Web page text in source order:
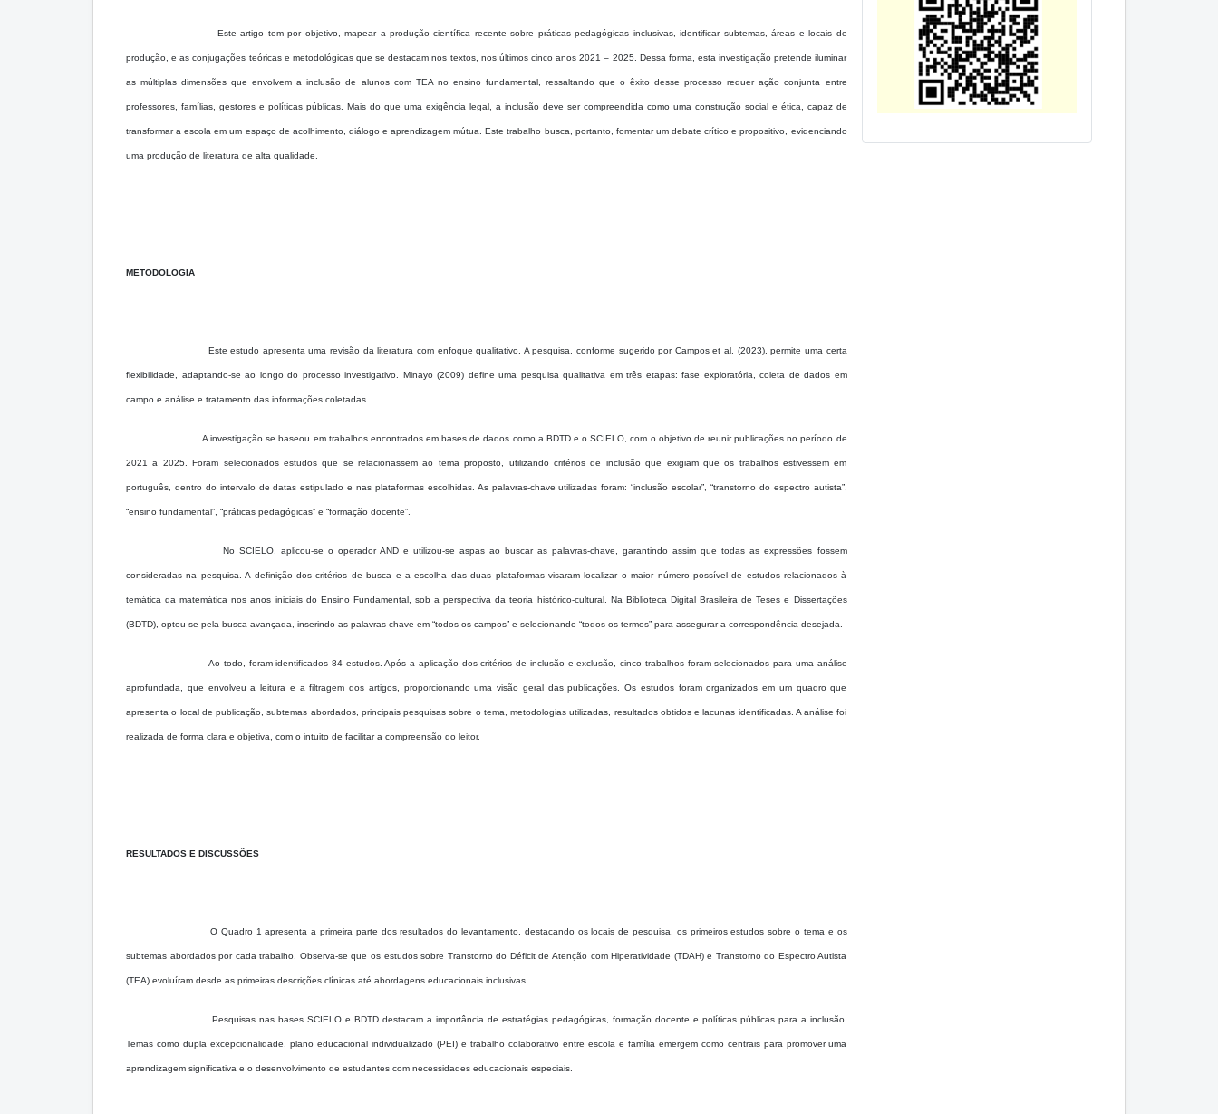
Este artigo tem por objetivo, mapear a produção científica recente sobre práticas pedagógicas inclusivas, identificar subtemas, áreas e locais de
produção, e as conjugações teóricas e metodológicas que se destacam nos textos, nos últimos cinco anos 2021 – 2025. Dessa forma, esta investigação pretende iluminar
as múltiplas dimensões que envolvem a inclusão de alunos com TEA no ensino fundamental, ressaltando que o êxito desse processo requer ação conjunta entre
professores, famílias, gestores e políticas públicas. Mais do que uma exigência legal, a inclusão deve ser compreendida como uma construção social e ética, capaz de
transformar a escola em um espaço de acolhimento, diálogo e aprendizagem mútua. Este trabalho busca, portanto, fomentar um debate crítico e propositivo, evidenciando
uma produção de literatura de alta qualidade.
METODOLOGIA
Este estudo apresenta uma revisão da literatura com enfoque qualitativo. A pesquisa, conforme sugerido por Campos et al. (2023), permite uma certa
flexibilidade, adaptando-se ao longo do processo investigativo. Minayo (2009) define uma pesquisa qualitativa em três etapas: fase exploratória, coleta de dados em
campo e análise e tratamento das informações coletadas.
A investigação se baseou em trabalhos encontrados em bases de dados como a BDTD e o SCIELO, com o objetivo de reunir publicações no período de
2021 a 2025. Foram selecionados estudos que se relacionassem ao tema proposto, utilizando critérios de inclusão que exigiam que os trabalhos estivessem em
português, dentro do intervalo de datas estipulado e nas plataformas escolhidas. As palavras-chave utilizadas foram: “inclusão escolar”, “transtorno do espectro autista”,
“ensino fundamental”, “práticas pedagógicas” e “formação docente”.
No SCIELO, aplicou-se o operador AND e utilizou-se aspas ao buscar as palavras-chave, garantindo assim que todas as expressões fossem
consideradas na pesquisa. A definição dos critérios de busca e a escolha das duas plataformas visaram localizar o maior número possível de estudos relacionados à
temática da matemática nos anos iniciais do Ensino Fundamental, sob a perspectiva da teoria histórico-cultural. Na Biblioteca Digital Brasileira de Teses e Dissertações
(BDTD), optou-se pela busca avançada, inserindo as palavras-chave em “todos os campos” e selecionando “todos os termos” para assegurar a correspondência desejada.
Ao todo, foram identificados 84 estudos. Após a aplicação dos critérios de inclusão e exclusão, cinco trabalhos foram selecionados para uma análise
aprofundada, que envolveu a leitura e a filtragem dos artigos, proporcionando uma visão geral das publicações. Os estudos foram organizados em um quadro que
apresenta o local de publicação, subtemas abordados, principais pesquisas sobre o tema, metodologias utilizadas, resultados obtidos e lacunas identificadas. A análise foi
realizada de forma clara e objetiva, com o intuito de facilitar a compreensão do leitor.
RESULTADOS E DISCUSSÕES
O Quadro 1 apresenta a primeira parte dos resultados do levantamento, destacando os locais de pesquisa, os primeiros estudos sobre o tema e os
subtemas abordados por cada trabalho. Observa-se que os estudos sobre Transtorno do Déficit de Atenção com Hiperatividade (TDAH) e Transtorno do Espectro Autista
(TEA) evoluíram desde as primeiras descrições clínicas até abordagens educacionais inclusivas.
Pesquisas nas bases SCIELO e BDTD destacam a importância de estratégias pedagógicas, formação docente e políticas públicas para a inclusão.
Temas como dupla excepcionalidade, plano educacional individualizado (PEI) e trabalho colaborativo entre escola e família emergem como centrais para promover uma
aprendizagem significativa e o desenvolvimento de estudantes com necessidades educacionais especiais.